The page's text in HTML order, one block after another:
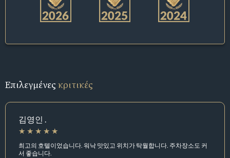
Επιλεγμένεςκριτικές
김영인 .
최고의 호텔이었습니다. 워낙 맛있고 위치가 탁월합니다. 주차장소도 커
서 좋습니다.